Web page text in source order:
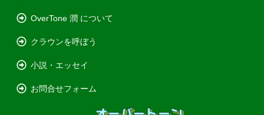
OverTone 潤 について
クラウンを呼ぼう
小説・エッセイ
お問合せフォーム